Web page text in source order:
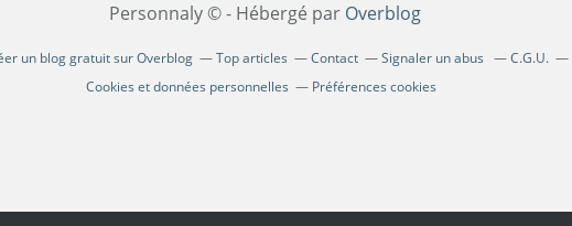
Personnaly © - Hébergé par Overblog
un blog gratuit sur Overblog Top articles Contact Signaler un abus C.G.U.
Cookies et données personnelles
Préférences cookies